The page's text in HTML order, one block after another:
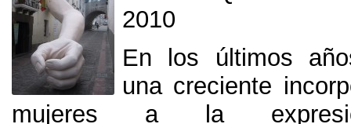
2010
En los últimos
una creciente
mujeres a la